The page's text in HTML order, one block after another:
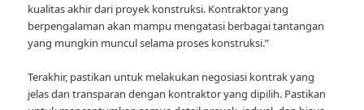
kualitas akhir dari proyek konstruksi. Kontraktor yang
berpengalaman akan mampu mengatasi berbagai tantangan
yang mungkin muncul selama proses konstruksi.”
Terakhir, pastikan untuk melakukan negosiasi kontrak yang
jelas dan transparan dengan kontraktor yang dipilih. Pastikan